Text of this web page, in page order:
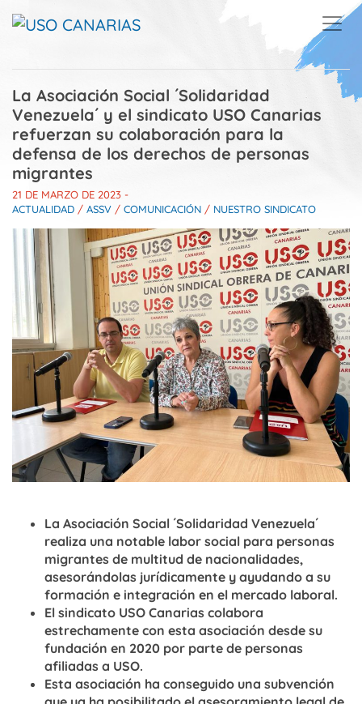
La Asociación Social ´Solidaridad
Venezuela´ y el sindicato USO Canarias
refuerzan su colaboración para la
defensa de los derechos de personas
migrantes
21 DE MARZO DE 2023 -
ACTUALIDAD / ASSV / COMUNICACIÓN / NUESTRO SINDICATO
La Asociación Social ´Solidaridad Venezuela´
realiza una notable labor social para personas
migrantes de multitud de nacionalidades,
asesorándolas jurídicamente y ayudando a su
formación e integración en el mercado laboral.
El sindicato USO Canarias colabora
estrechamente con esta asociación desde su
fundación en 2020 por parte de personas
afiliadas a USO.
Esta asociación ha conseguido una subvención